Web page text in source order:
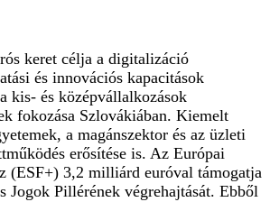
keret célja a digitalizáció
és innovációs kapacitások
kis- és középvállalkozások
fokozása Szlovákiában. Kiemelt
a magánszektor és az üzleti
erősítése is. Az Európai
(ESF+) 3,2 milliárd euróval támogatja
Jogok Pillérének végrehajtását. Ebből